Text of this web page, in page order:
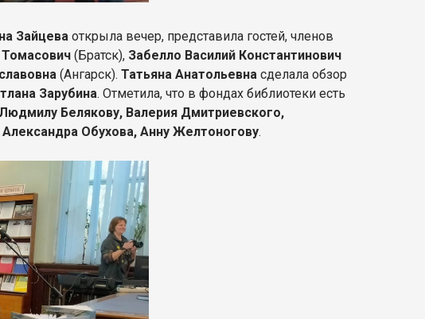
Зайцева открыла вечер, представила гостей, членов
(Братск), Забелло Василий Константинович
(Ангарск). Татьяна Анатольевна сделала обзор
Зарубина. Отметила, что в фондах библиотеки есть
Людмилу Белякову, Валерия Дмитриевского,
Обухова, Анну Желтоногову.